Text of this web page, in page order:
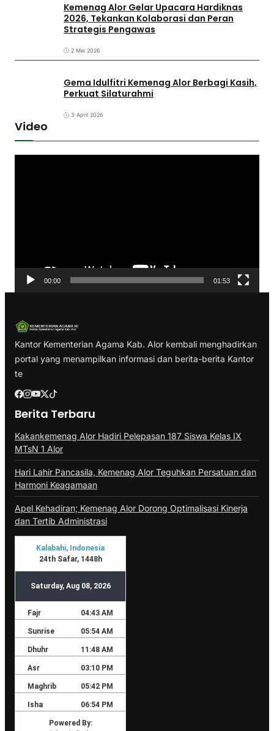
Kemenag Alor Gelar Upacara Hardiknas
2026, Tekankan Kolaborasi dan Peran
Strategis Pengawas
2 Mei 2026
Gema Idulfitri Kemenag Alor Berbagi Kasih,
Perkuat Silaturahmi
3 April 2026
Video
e
00:00 01:53
Kantor Kementerian Agama Kab. Alor kembali menghadirkan
portal yang menampilkan informasi dan berita-berita Kantor
te
Berita Terbaru
Kakankemenag Alor Hadiri Pelepasan 187 Siswa Kelas IX
MTsN 1 Alor
Hari Lahir Pancasila, Kemenag Alor Teguhkan Persatuan dan
Harmoni Keagamaan
Apel Kehadiran; Kemenag Alor Dorong Optimalisasi Kinerja
dan Tertib Administrasi